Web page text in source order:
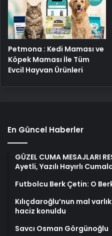
Petmona : Kedi Maması ve
Köpek Maması İle Tüm
Evcil Hayvan Ürünleri
En Güncel Haberler
GÜZEL CUMA MESAJLARI
Ayetli, Yazılı Hayırlı
Futbolcu Berk Çetin: O
Kılıçdaroğlu’nun mal
haciz konuldu
Savcı Osman Görgünoğlu